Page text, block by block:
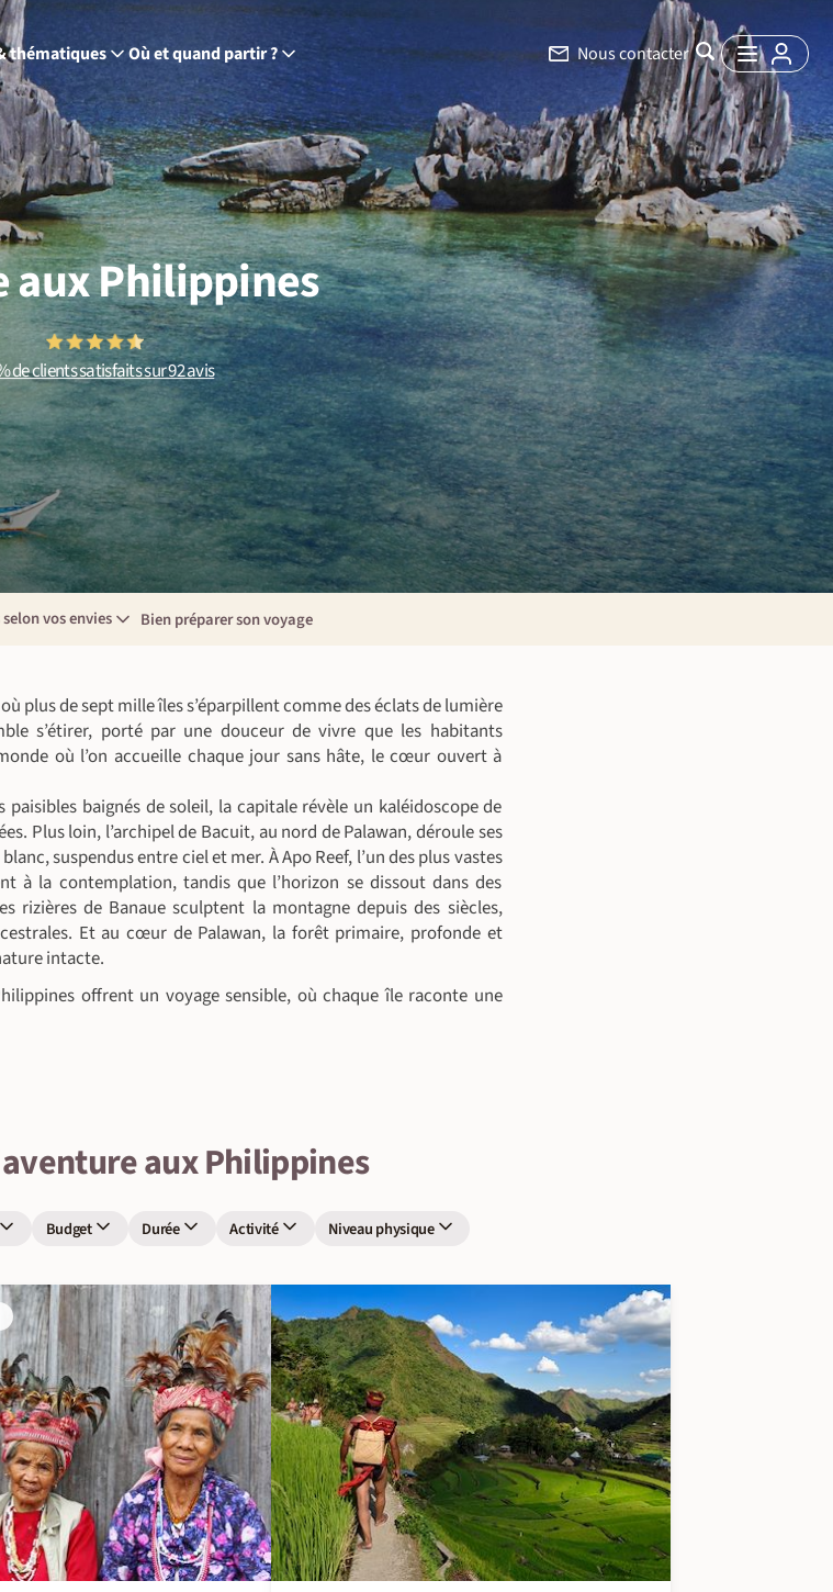
thématiques Où et quand partir ? Nous contacter
aux Philippines
de clients satisfaits sur 92 avis
selon vos envies Bien préparer son voyage
plus de sept mille îles s’éparpillent comme des éclats de lumière
s’étirer, porté par une douceur de vivre que les habitants
où l’on accueille chaque jour sans hâte, le cœur ouvert à
paisibles baignés de soleil, la capitale révèle un kaléidoscope de
Plus loin, l’archipel de Bacuit, au nord de Palawan, déroule ses
suspendus entre ciel et mer. À Apo Reef, l’un des plus vastes
à la contemplation, tandis que l’horizon se dissout dans des
rizières de Banaue sculptent la montagne depuis des siècles,
Et au cœur de Palawan, la forêt primaire, profonde et
intacte.
offrent un voyage sensible, où chaque île raconte une
aux Philippines
Budget Durée Activité Niveau physique